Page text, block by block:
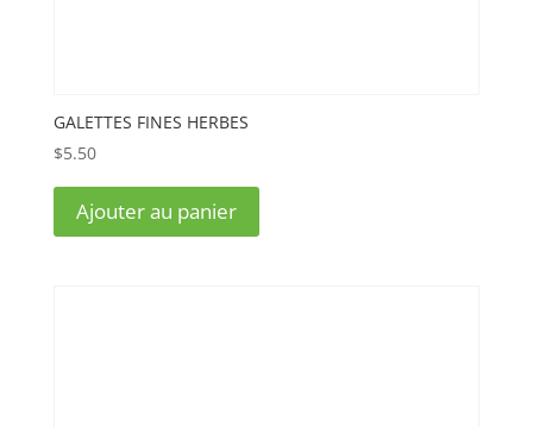
GALETTES FINES HERBES
$5.50
Ajouter au panier